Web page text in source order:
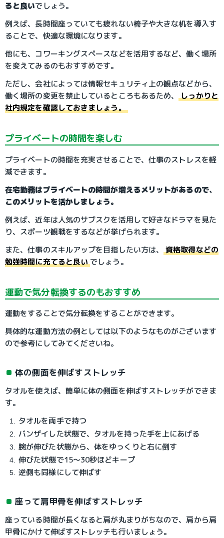
ると良いでしょう。
例えば、長時間座っていても疲れない椅子や大きな机を導入す
ることで、快適な環境になります。
他にも、コワーキングスペースなどを活用するなど、働く場所
を変えてみるのもおすすめです。
ただし、会社によっては情報セキュリティ上の観点などから、
働く場所の変更を禁止しているところもあるため、しっかりと
社内規定を確認しておきましょう。
プライベートの時間を楽しむ
プライベートの時間を充実させることで、仕事のストレスを軽
減できます。
在宅勤務はプライベートの時間が増えるメリットがあるので、
このメリットを活かしましょう。
例えば、近年は人気のサブスクを活用して好きなドラマを見た
り、スポーツ観戦をするなどが挙げられます。
また、仕事のスキルアップを目指したい方は、資格取得などの
勉強時間に充てると良い でしょう。
運動で気分転換するのもおすすめ
運動をすることで気分転換をすることができます。
具体的な運動方法の例としては以下のようなものがございます
ので参考にしてみてくださいね。
体の側面を伸ばすストレッチ
タオルを使えば、簡単に体の側面を伸ばすストレッチができま
す。
タオルを両手で持つ
バンザイした状態で、タオルを持った手を上にあげる
腕が伸びた状態から、体をゆっくりと右に倒す
伸びた状態で15〜30秒ほどキープ
逆側も同様にして伸ばす
座って肩甲骨を伸ばすストレッチ
座っている時間が長くなると肩が丸まりがちなので、肩から肩
甲骨にかけて伸ばすストレッチも行いましょう。